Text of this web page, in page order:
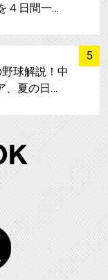
４日間一…
5
球解説！中
、夏の日…
twitter